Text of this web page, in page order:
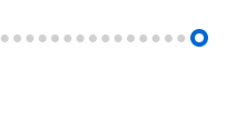
등록하시겠습니까?